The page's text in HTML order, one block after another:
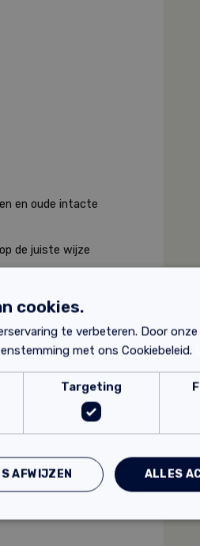
en oude intacte
de juiste wijze
cookies.
te verbeteren. Door
met ons Cookiebeleid.
Targeting
ALLES
AFWIJZEN